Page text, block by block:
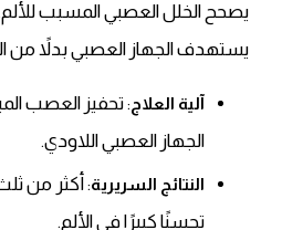
يصحح الخلل العصبي المسبب للألم.
يستهدف الجهاز العصبي بدلاً من
آلية العلاج : تحفيز العصب
الجهاز العصبي اللاودي.
النتائج السريرية: أكثر من
تحسنًا كبيرًا في الألم.